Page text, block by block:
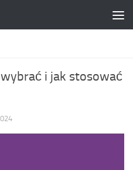
i jak stosować